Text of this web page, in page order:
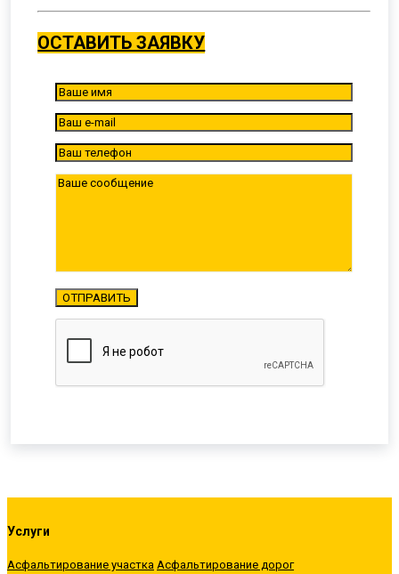
ОСТАВИТЬ ЗАЯВКУ
Услуги
Асфальтирование участка Асфальтирование дорог